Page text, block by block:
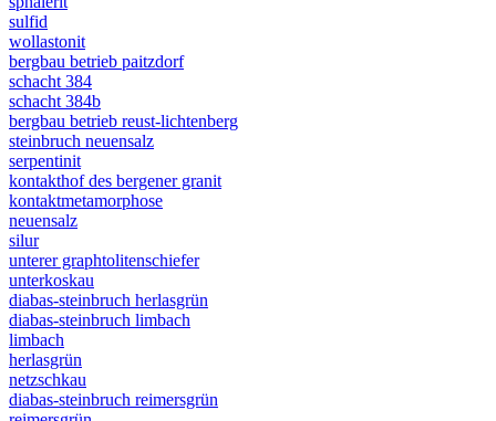
sulfid
wollastonit
bergbau betrieb paitzdorf
schacht 384
schacht 384b
bergbau betrieb reust-lichtenberg
steinbruch neuensalz
serpentinit
kontakthof des bergener granit
kontaktmetamorphose
neuensalz
silur
unterer graphtolitenschiefer
unterkoskau
diabas-steinbruch herlasgrün
diabas-steinbruch limbach
limbach
herlasgrün
netzschkau
diabas-steinbruch reimersgrün